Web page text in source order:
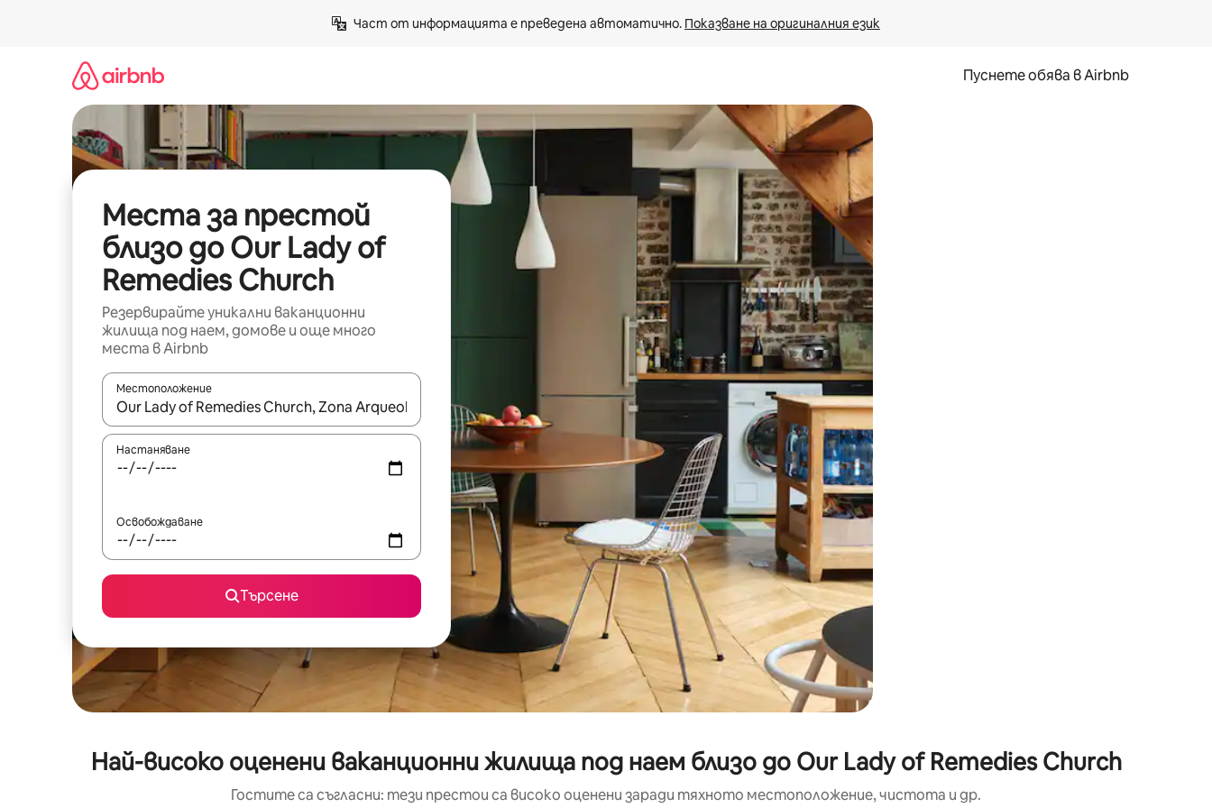
Част от информацията е преведена автоматично. Показване на оригиналния език
Пуснете обява в Airbnb
Места за престой
близо до Our Lady of
Remedies Church
Резервирайте уникални ваканционни
жилища под наем, домове и още много
места в Airbnb
Местоположение
Когато резултатите се покажат, използвайте клавишите със стрелки нагоре и надолу или навигирайте с докосване или плъзгане.
Настаняване
Освобождаване
Търсене
Най-високо оценени ваканционни жилища под наем близо до Our Lady of Remedies Church
Гостите са съгласни: тези престои са високо оценени заради тяхното местоположение, чистота и др.